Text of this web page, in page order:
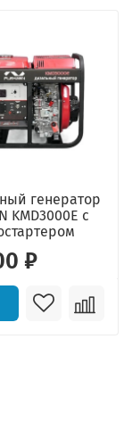
генератор
KMD3000E с
₽